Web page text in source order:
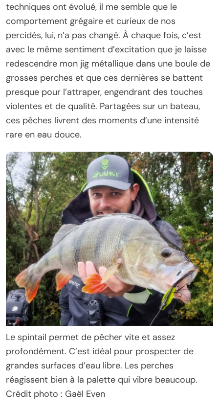
techniques ont évolué, il me semble que le
comportement grégaire et curieux de nos
percidés, lui, n’a pas changé. À chaque fois, c’est
avec le même sentiment d’excitation que je laisse
redescendre mon jig métallique dans une boule de
grosses perches et que ces dernières se battent
presque pour l’attraper, engendrant des touches
violentes et de qualité. Partagées sur un bateau,
ces pêches livrent des moments d’une intensité
rare en eau douce.
Le spintail permet de pêcher vite et assez
profondément. C’est idéal pour prospecter de
grandes surfaces d’eau libre. Les perches
réagissent bien à la palette qui vibre beaucoup.
Crédit photo : Gaël Even